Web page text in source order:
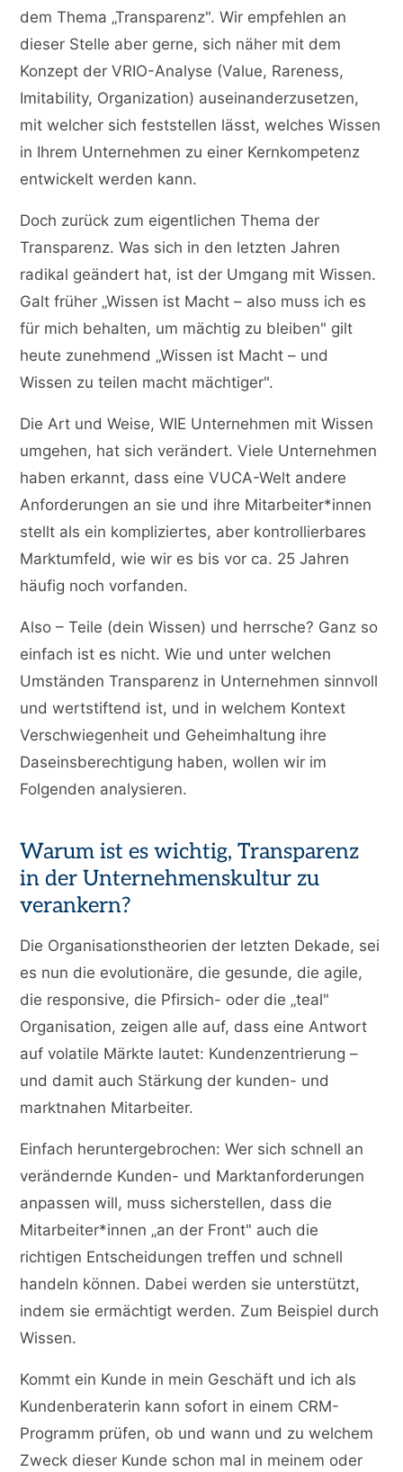
dem Thema „Transparenz". Wir empfehlen an
dieser Stelle aber gerne, sich näher mit dem
Konzept der VRIO-Analyse (Value, Rareness,
Imitability, Organization) auseinanderzusetzen,
mit welcher sich feststellen lässt, welches Wissen
in Ihrem Unternehmen zu einer Kernkompetenz
entwickelt werden kann.
Doch zurück zum eigentlichen Thema der
Transparenz. Was sich in den letzten Jahren
radikal geändert hat, ist der Umgang mit Wissen.
Galt früher „Wissen ist Macht – also muss ich es
für mich behalten, um mächtig zu bleiben" gilt
heute zunehmend „Wissen ist Macht – und
Wissen zu teilen macht mächtiger".
Die Art und Weise, WIE Unternehmen mit Wissen
umgehen, hat sich verändert. Viele Unternehmen
haben erkannt, dass eine VUCA-Welt andere
Anforderungen an sie und ihre Mitarbeiter*innen
stellt als ein kompliziertes, aber kontrollierbares
Marktumfeld, wie wir es bis vor ca. 25 Jahren
häufig noch vorfanden.
Also – Teile (dein Wissen) und herrsche? Ganz so
einfach ist es nicht. Wie und unter welchen
Umständen Transparenz in Unternehmen sinnvoll
und wertstiftend ist, und in welchem Kontext
Verschwiegenheit und Geheimhaltung ihre
Daseinsberechtigung haben, wollen wir im
Folgenden analysieren.
Warum ist es wichtig, Transparenz
in der Unternehmenskultur zu
verankern?
Die Organisationstheorien der letzten Dekade, sei
es nun die evolutionäre, die gesunde, die agile,
die responsive, die Pfirsich- oder die „teal"
Organisation, zeigen alle auf, dass eine Antwort
auf volatile Märkte lautet: Kundenzentrierung –
und damit auch Stärkung der kunden- und
marktnahen Mitarbeiter.
Einfach heruntergebrochen: Wer sich schnell an
verändernde Kunden- und Marktanforderungen
anpassen will, muss sicherstellen, dass die
Mitarbeiter*innen „an der Front" auch die
richtigen Entscheidungen treffen und schnell
handeln können. Dabei werden sie unterstützt,
indem sie ermächtigt werden. Zum Beispiel durch
Wissen.
Kommt ein Kunde in mein Geschäft und ich als
Kundenberaterin kann sofort in einem CRM-
Programm prüfen, ob und wann und zu welchem
Zweck dieser Kunde schon mal in meinem oder